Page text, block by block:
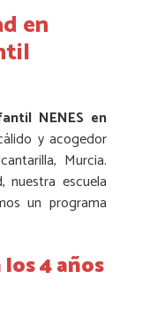
en
NENES en
y acogedor
Murcia.
nuestra escuela
un programa
4 años